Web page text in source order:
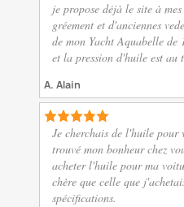
je propose déjà le site à
gréement et d'anciennes
de mon Yacht Aquabelle
et la pression d'huile est au
A. Alain
Je cherchais de l'huile
trouvé mon bonheur chez
acheter l'huile pour ma
chère que celle que
spécifications.